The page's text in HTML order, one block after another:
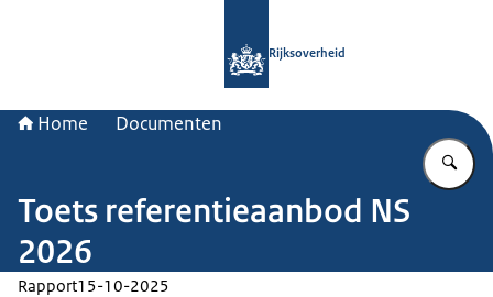
Rijksoverheid
Home Documenten
Toets referentieaanbod NS
2026
Rapport15-10-2025